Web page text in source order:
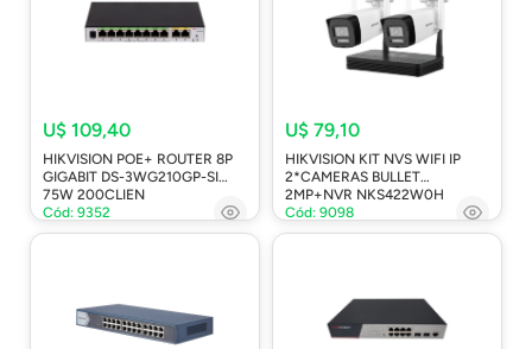
U$ 109,40
HIKVISION POE+ ROUTER 8P
GIGABIT DS-3WG210GP-SI
75W 200CLIEN
Cód: 9352
U$ 79,10
HIKVISION KIT NVS WIFI IP
2*CAMERAS BULLET
2MP+NVR NKS422W0H
Cód: 9098